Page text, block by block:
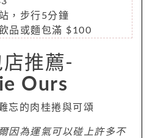
，步行5分鐘
品或麵包滿 $100
推薦-
Ours
忘的肉桂捲與可頌
因為運氣可以碰上許多不